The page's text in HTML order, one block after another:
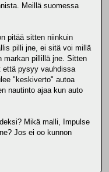
Meillä suomessa
pitää sitten niinkuin
pilli jne, ei sitä voi millä
markan pillillä jne. Sitten
että pysyy vauhdissa
"keskiverto" autoa
nautinto ajaa kun auto
Mikä malli, Impulse
Jos ei oo kunnon